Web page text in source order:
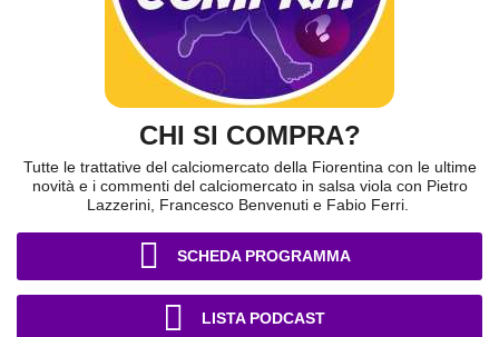
CHI SI COMPRA?
Tutte le trattative del calciomercato della Fiorentina con le ultime
novità e i commenti del calciomercato in salsa viola con Pietro
Lazzerini, Francesco Benvenuti e Fabio Ferri.
SCHEDA PROGRAMMA
LISTA PODCAST